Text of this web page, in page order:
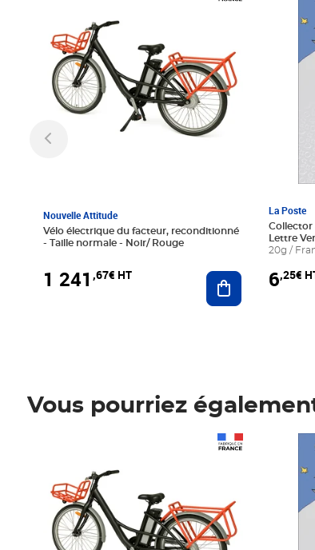
Nouvelle Attitude
Vélo électrique du facteur, reconditionné
- Taille normale - Noir/ Rouge
1 241 ,67€ HT Ajouter au
La Poste
Collector
Lettre
20g /
6,25€
Vous pourriez
Prix